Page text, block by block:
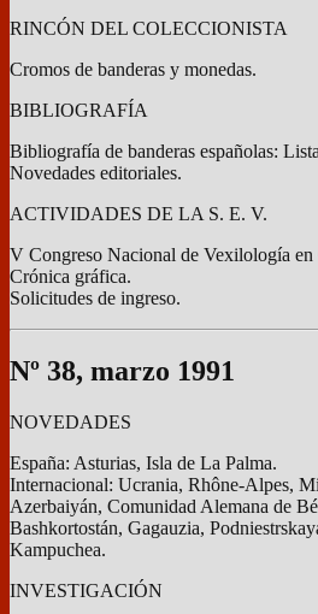
RINCÓN DEL COLECCIONISTA
Cromos de banderas y monedas.
BIBLIOGRAFÍA
Bibliografía de banderas españolas:
Novedades editoriales.
ACTIVIDADES DE LA S. E. V.
V Congreso Nacional de Vexilología en
Crónica gráfica.
Solicitudes de ingreso.
Nº 38, marzo 1991
NOVEDADES
España: Asturias, Isla de La Palma.
Internacional: Ucrania, Rhône-Alpes,
Azerbaiyán, Comunidad Alemana de
Bashkortostán, Gagauzia,
Kampuchea.
INVESTIGACIÓN